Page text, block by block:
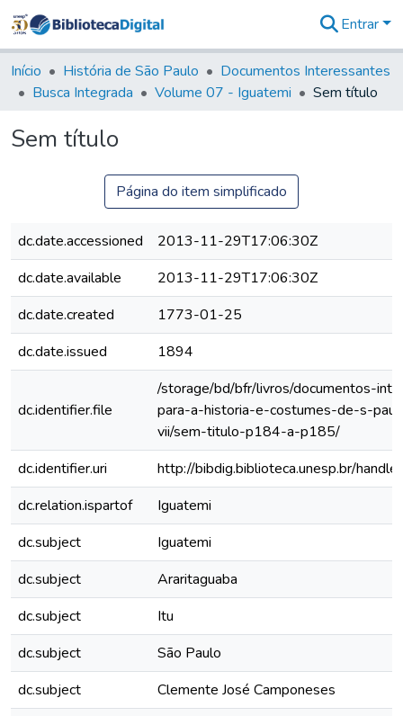
&
Coleções
Tudo na
Entrar
Início História de São Paulo
Documentos Interessantes
Busca Integrada
Volume 07 - Iguatemi Sem título
Sem título
Página do item simplificado
dc.date.accessioned
2013-11-29T17:06:30Z
dc.date.available
2013-11-29T17:06:30Z
dc.date.created
1773-01-25
dc.date.issued
1894
dc.identifier.file
/storage/bd/bfr/livros/documentos-
para-a-historia-e-costumes-de-s-
vii/sem-titulo-p184-a-p185/
dc.identifier.uri
http://bibdig.biblioteca.unesp.br/
dc.relation.ispartof
Iguatemi
dc.subject
Iguatemi
dc.subject
Araritaguaba
dc.subject
Itu
dc.subject
São Paulo
dc.subject
Clemente José Camponeses